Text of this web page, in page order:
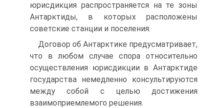
юрисдикция распространяется на те зоны
Антарктиды, в которых расположены
советские станции и поселения.
Договор об Антарктике предусматривает,
что в любом случае спора относительно
осуществления юрисдикции в Антарктиде
государства немедленно консультируются
между собой с целью достижения
взаимоприемлемого решения.